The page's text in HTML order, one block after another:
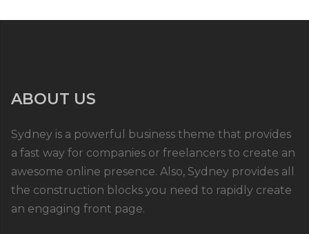
ABOUT US
Sydney is a powerful business theme that provides
a fast way for companies or freelancers to create an
awesome online presence. Also, Sydney provides all
the construction blocks you need to rapidly create
an engaging front page.